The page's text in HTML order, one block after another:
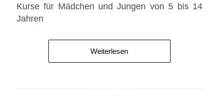
Kurse für Mädchen und Jungen von 5 bis 14
Jahren
Weiterlesen